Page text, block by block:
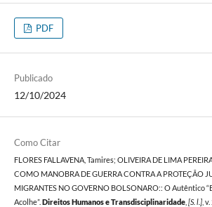
PDF
Publicado
12/10/2024
Como Citar
FLORES FALLAVENA, Tamires; OLIVEIRA DE LIMA
COMO MANOBRA DE GUERRA CONTRA A PROTEÇÃO
MIGRANTES NO GOVERNO BOLSONARO:: O Autêntico
Acolhe”. Direitos Humanos e Transdisciplinaridade, [S. l.],